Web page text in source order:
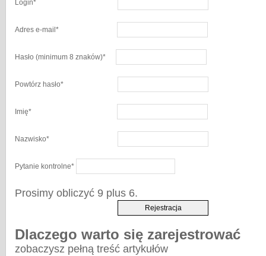
Login*
Adres e-mail *
Hasło (minimum 8 znaków)*
Powtórz hasło*
Imię*
Nazwisko*
Pytanie kontrolne*
Prosimy obliczyć 9 plus 6.
Dlaczego warto się zarejestrować
zobaczysz pełną treść artykułów